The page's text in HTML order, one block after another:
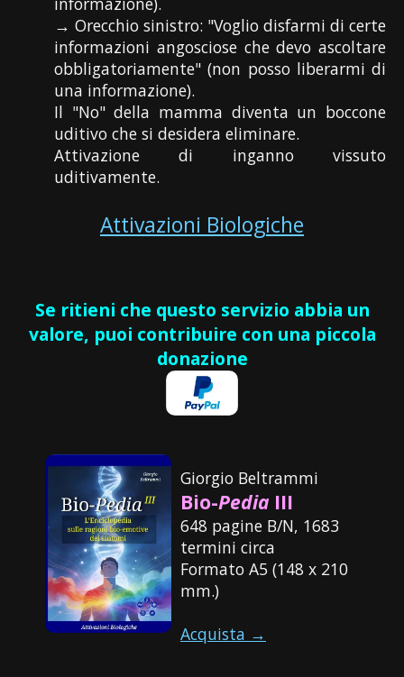
→ Orecchio sinistro: "Voglio disfarmi di certe
informazioni angosciose che devo ascoltare
obbligatoriamente" (non posso liberarmi di
una informazione).
Il "No" della mamma diventa un boccone
uditivo che si desidera eliminare.
Attivazione di inganno vissuto
uditivamente.
Attivazioni Biologiche
Se ritieni che questo servizio abbia un
valore, puoi contribuire con una piccola
donazione
Giorgio Beltrammi
Bio-Pedia III
648 pagine B/N, 1683
termini circa
Formato A5 (148 x 210
mm.)
Acquista →